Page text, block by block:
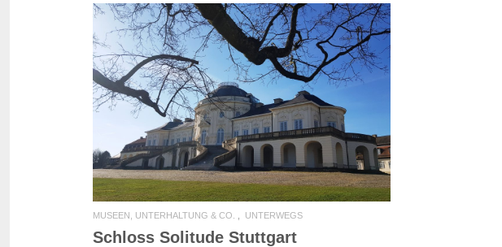
READ MORE
MUSEEN, UNTERHALTUNG & CO. UNTERWEGS
Schloss Solitude Stuttgart